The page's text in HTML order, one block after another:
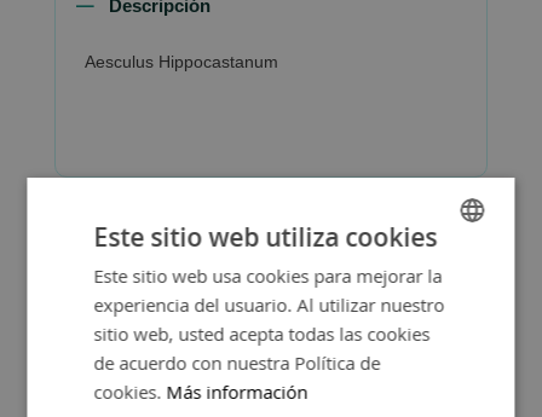
Descripción
Aesculus Hippocastanum
SPANISH
ENGLISH
Este sitio web utiliza cookies
Este sitio web usa cookies para mejorar la
experiencia del usuario. Al utilizar nuestro
sitio web, usted acepta todas las cookies
de acuerdo con nuestra Política de
cookies. Más información